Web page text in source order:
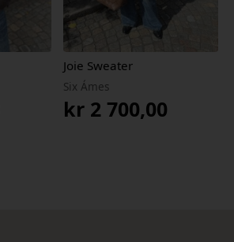
Joie Sweater
Six Ámes
kr2 700,00